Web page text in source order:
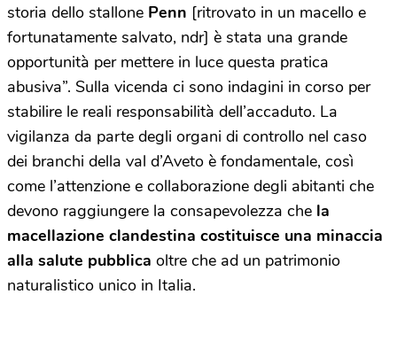
storia dello stallone Penn [ritrovato in un macello e
fortunatamente salvato, ndr] è stata una grande
opportunità per mettere in luce questa pratica
abusiva”. Sulla vicenda ci sono indagini in corso per
stabilire le reali responsabilità dell’accaduto. La
vigilanza da parte degli organi di controllo nel caso
dei branchi della val d’Aveto è fondamentale, così
come l’attenzione e collaborazione degli abitanti che
devono raggiungere la consapevolezza che la
macellazione clandestina costituisce una minaccia
alla salute pubblica oltre che ad un patrimonio
naturalistico unico in Italia.